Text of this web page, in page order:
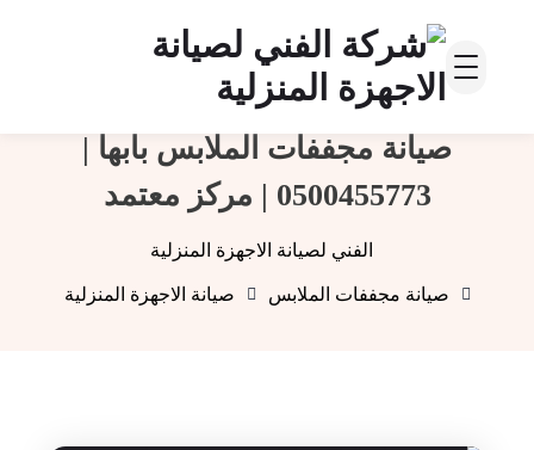
صيانة مجففات الملابس بابها |
0500455773 | مركز معتمد
الفني لصيانة الاجهزة المنزلية
صيانة مجففات الملابس صيانة الاجهزة المنزلية